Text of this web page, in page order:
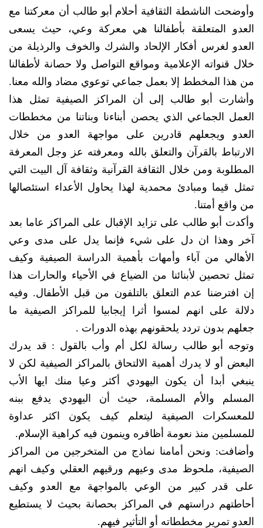
وأوضحت الناشطة الثقافية أحلام أبو طالب أن معركتنا مع
العدو المتعلقة بأطفالنا هي معركة وعي، حيث يسعى
العدو لغرس أفكار الإلحاد والشرك والخوف والرذيلة من
خلال قنواته الإعلامية ومواقع التواصل ولا حصانة لأطفالنا
من هذا المخطط إلا بعمل جماعي توعوي مضاد والله معنا.
وأشارت أبو طالب إلى أن المراكز الصيفية تمثل هذا
العمل الجماعي الذي يحصن أبناءنا وبناتنا من مخططات
العدو ويجعلهم قادرين على مواجهة العدو من خلال
الارتباط بالقرآن والتعلق بالله ومعرفته عز وجل المعرفة
المطلوبة ومن خلال الثقافة القرآنية وثقافة آل البيت التي
تمثل قيما ومبادئ محمدية لهذا يحاول الأعداء استئصالها
من واقع أمتنا.
وأكدت أبو طالب على تزايد الإقبال على المراكز عاما بعد
آخر وهذا ان دل على شيء فإنما يدل على مدى وعي
الأهالي من آباء وأمهات بأهمية الدراسة الصيفية وكيف
تمثل تحصين لأبنائنا من الضياع في الأحياء والحارات هذا
إن افترضنا عدم التعلق بالتلفون من قبل الأطفال. وفيه
دلالة على انهم لمسوا أثرا إيجابيا للمراكز الصيفية ما
جعلهم بدون تردد يلحقونهم بهذه الدورات .
وتوجه أبو طالب رسالة لكل أم وأب بالقول : قد يدرك
البعض أو لا يدرك أهمية الالتحاق بالمراكز الصيفية لكن لا
ينبغي أبدا أن يكون اليهودي أكثر وعيا منك ايها الأب
المسلم والأم المسلمة، حيث أن اليهودي يدفع ببنه
للمعسكرات الصيفية ليتعلم كيف يكون اكثر عداوة
للمسلمين منذ نعومة أظافره وينمون فيه كراهية الإسلام.
وأضافت: ونحن أمامنا نماذج من المتخرجين من المراكز
الصيفية، ملحوظ مدى وعيهم ورقيهم العقلي وكيف انهم
على قدر كبير من الوعي بالمواجهة مع العدو وكيف
أحاطتهم دراستهم في المراكز بحصانة بحيث لا يستطيع
العدو تمرير مخططاته أو التأثير فيهم.